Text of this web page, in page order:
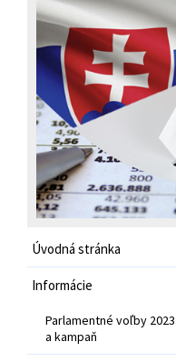
Úvodná stránka
Informácie
Parlamentné voľby
a kampaň